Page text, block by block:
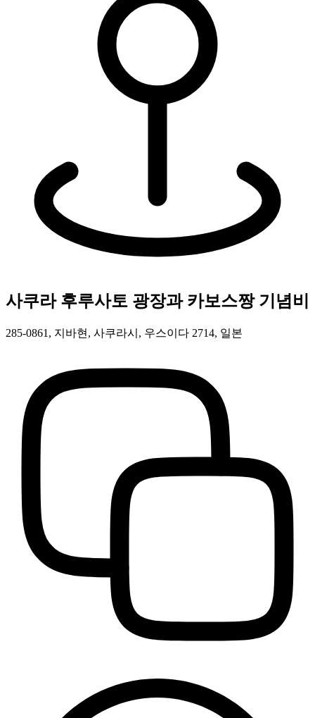
사쿠라 후루사토 광장과 카보스짱 기념비
285-0861, 지바현, 사쿠라시, 우스이다 2714, 일본